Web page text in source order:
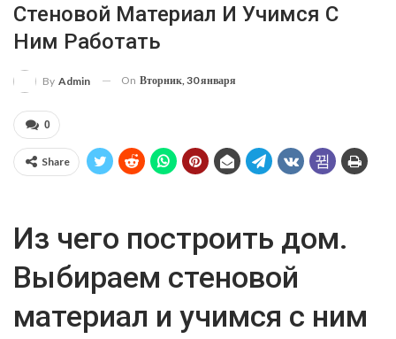
Стеновой Материал И Учимся С
Ним Работать
By Admin On Вторник, 30 января
0
Share
Из чего построить дом.
Выбираем стеновой
материал и учимся с ним